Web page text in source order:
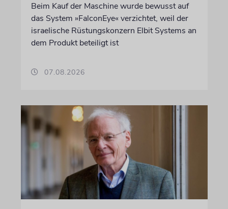
Beim Kauf der Maschine wurde bewusst auf
das System »FalconEye« verzichtet, weil der
israelische Rüstungskonzern Elbit Systems an
dem Produkt beteiligt ist
07.08.2026